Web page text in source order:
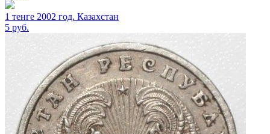
1 тенге 2002 год. Казахстан
5 руб.